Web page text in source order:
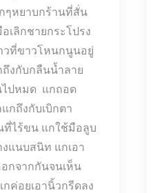
ๆหยาบกร้านที่สั่น
เลิกชายกระโปรง
วที่ขาวโหนกนูนอยู่
ถึงกับกลืนน้ำลาย
ปหมด แกถอด
กถึงกับเบิกตา
ไร้ขน แกใช้มือลูบ
แนบสนิท แกเอา
กจากกันจนเห็น
ค่อยเอานิ้วกรีดลง